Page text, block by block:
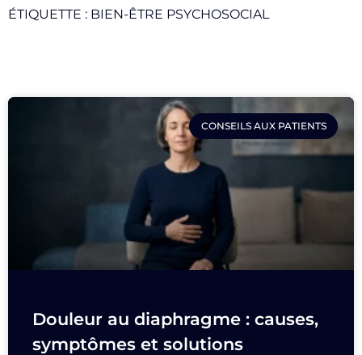
ÉTIQUETTE : BIEN-ÊTRE PSYCHOSOCIAL
CONSEILS AUX PATIENTS
Douleur au diaphragme : causes,
symptômes et solutions